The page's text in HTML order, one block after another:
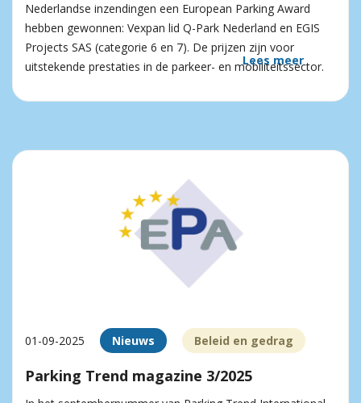
Nederlandse inzendingen een European Parking Award
hebben gewonnen: Vexpan lid Q-Park Nederland en EGIS
Projects SAS (categorie 6 en 7). De prijzen zijn voor
uitstekende prestaties in de parkeer- en mobiliteitssector.
Lees meer
01-09-2025 Nieuws Beleid en gedrag
Parking Trend magazine 3/2025